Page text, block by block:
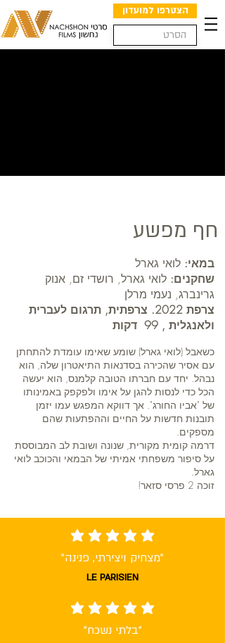
הצטרפו למועדון
חף מפשע
במאי: לואי גארל
שחקנים: לואי גארל, רושדי זם, אנוק
גרינברג, נעמי מרלן
צרפת 2022. צרפתית, תרגום לעברית
ולאנגלית , 99 דקות
כשאבל (לואי גארל) שומע שאימו עומדת להתחתן
עם אסיר שהכירה בסדנאות התיאטרון שלה, הוא
נבהל. יחד עם חברתו הטובה קלמנס, הוא יעשה
הכל כדי לנסות להגן על אימו ולפקפק באמינותו
של "אביו החורג". אך דווקא המפגש עמו יזמן
תובנות חדשות על החיים וההפתעות שהם
מספקים.
דרמה קומית מקורית, שנונה ושובת לב המבוססת
על סיפור משפחתי אמיתי של הבמאי והכוכב לואי
גארל.
זוכה 2 פרסי סזאר!
average rating is 5 out of 5
"מצחיק ויצירתי, פנינה"
LE PARISIEN
average rating is 5 out of 5
"בלתי נשכח"